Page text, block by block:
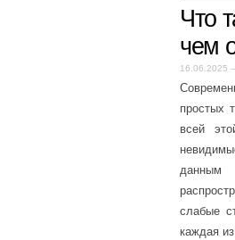
Что
чем
16.06.2025
простых
всей
данным
слабые
каждая